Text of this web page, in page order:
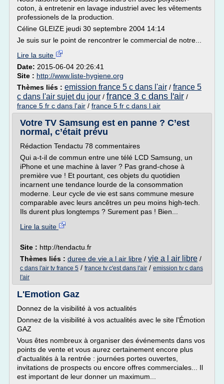
coton, à entretenir en lavage industriel avec les vêtements
professionels de la production.
Céline GLEIZE jeudi 30 septembre 2004 14:14
Je suis sur le point de rencontrer le commercial de notre...
Lire la suite
Date: 2015-06-04 20:26:41
Site : http://www.liste-hygiene.org
Thèmes liés : emission france 5 c dans l'air / france 5
c dans l'air sujet du jour / france 3 c dans l'air /
france 5 fr c dans l'air / france 5 fr c dans l air
Votre TV Samsung est en panne ? C’est
normal, c’était prévu
Rédaction Tendactu 78 commentaires
Qui a-t-il de commun entre une télé LCD Samsung, un
iPhone et une machine à laver ? Pas grand-chose à
première vue ! Et pourtant, ces objets du quotidien
incarnent une tendance lourde de la consommation
moderne. Leur cycle de vie est sans commune mesure
comparable avec leurs ancêtres un peu moins high-tech.
Ils durent plus longtemps ? Surement pas ! Bien...
Lire la suite
Site : http://tendactu.fr
Thèmes liés : duree de vie a l air libre / vie a l air libre /
c dans l'air tv france 5 / france tv c'est dans l'air / emission tv c dans
l'air
L'Emotion Gaz
Donnez de la visibilité à vos actualités
Donnez de la visibilité à vos actualités avec le site l'Émotion
GAZ
Vous êtes nombreux à organiser des événements dans vos
points de vente et vous aurez certainement encore plus
d'actualités à la rentrée : journées portes ouvertes,
invitations de prospects ou encore offres commerciales... Il
est important de leur donner un maximum...